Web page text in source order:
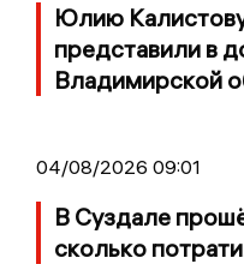
Юлию
представили в
Владимирской
04/08/2026 09:01
В Суздале
сколько